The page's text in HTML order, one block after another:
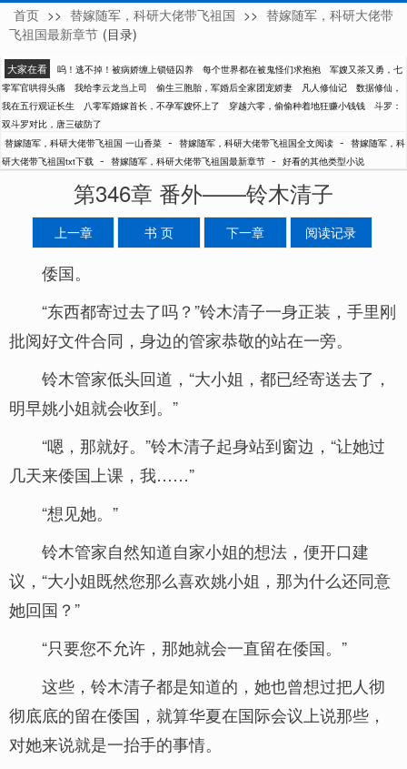
一山香菜
首页 >> 替嫁随军，科研大佬带飞祖国 >> 替嫁随军，科研大佬带
飞祖国最新章节 (目录)
大家在看 呜！逃不掉！被病娇缠上锁链囚养 每个世界都在被鬼怪们求抱抱
军嫂又茶又勇，七
零军官哄得头痛
我给李云龙当上司 偷生三胞胎，军婚后全家团宠娇妻 凡人修仙记
数据修仙，
我在五行观证长生
八零军婚嫁首长，不孕军嫂怀上了 穿越六零，偷偷种着地狂赚小钱钱
斗罗：
双斗罗对比，唐三破防了
替嫁随军，科研大佬带飞祖国 一山香菜 - 替嫁随军，科研大佬带飞祖国全文阅读 - 替嫁随军，科
研大佬带飞祖国txt下载 - 替嫁随军，科研大佬带飞祖国最新章节 - 好看的其他类型小说
第346章 番外——铃木清子
上一章 书 页 下一章 阅读记录
倭国。
“东西都寄过去了吗？”铃木清子一身正装，手里刚
批阅好文件合同，身边的管家恭敬的站在一旁。
铃木管家低头回道，“大小姐，都已经寄送去了，
明早姚小姐就会收到。”
“嗯，那就好。”铃木清子起身站到窗边，“让她过
几天来倭国上课，我……”
“想见她。”
铃木管家自然知道自家小姐的想法，便开口建
议，“大小姐既然您那么喜欢姚小姐，那为什么还同意
她回国？”
“只要您不允许，那她就会一直留在倭国。”
这些，铃木清子都是知道的，她也曾想过把人彻
彻底底的留在倭国，就算华夏在国际会议上说那些，
对她来说就是一抬手的事情。